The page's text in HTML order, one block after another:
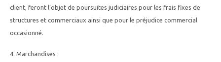
client, feront l’objet de poursuites judiciaires pour les frais fixes de
structures et commerciaux ainsi que pour le préjudice commercial
occasionné.
4. Marchandises :